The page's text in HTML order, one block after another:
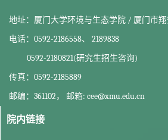
地址：厦门大学环境与生态学院 / 厦门市
电话：0592-2186558、 2189838
0592-2180821(研究生招生咨询)
传真：0592-2185889
邮编：361102， 邮箱: cee@xmu.edu.cn
院内链接